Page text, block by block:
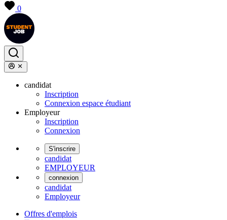
0
candidat
Inscription
Connexion espace étudiant
Employeur
Inscription
Connexion
S'inscrire
candidat
EMPLOYEUR
connexion
candidat
Employeur
Offres d'emplois